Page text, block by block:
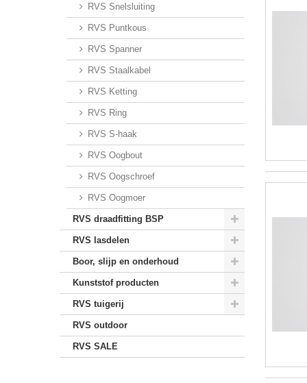
RVS Snelsluiting
RVS Puntkous
RVS Spanner
RVS Staalkabel
RVS Ketting
RVS Ring
RVS S-haak
RVS Oogbout
RVS Oogschroef
RVS Oogmoer
RVS draadfitting BSP
RVS lasdelen
Boor, slijp en onderhoud
Kunststof producten
RVS tuigerij
RVS outdoor
RVS SALE